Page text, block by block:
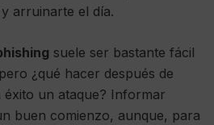
arruinarte el día.
suele ser bastante fácil
¿qué hacer después de
éxito un ataque? Informar
buen comienzo, aunque, para